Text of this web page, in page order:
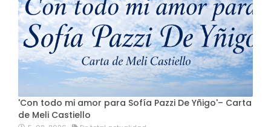
'Con todo mi amor para Sofía Pazzi De Yñigo'– Carta
de Meli Castiello